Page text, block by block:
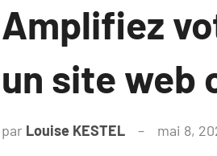
Amplifiez
un site web
par Louise KESTEL mai 8,